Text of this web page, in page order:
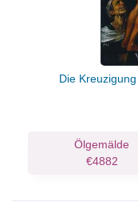
Die
Ölgemälde
€4882